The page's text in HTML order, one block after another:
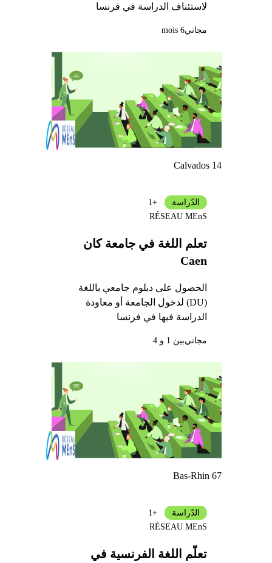
لاستئناف الدراسة في فرنسا
مجاني6 mois
Calvados 14
تعلم اللغة في جامعة كان
Caen
الحصول على دبلوم جامعي باللغة
(DU) لدخول الجامعة أو معاودة
الدراسة فيها في فرنسا
الدّراسة
+1
RÉSEAU MEnS
مجانيبين 1 و 4
Bas-Rhin 67
تعلّم اللغة الفرنسية في
الدّراسة
+1
RÉSEAU MEnS